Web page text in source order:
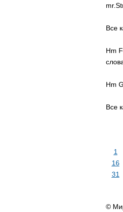
Все
Hm
Hm
Все
1
16
31
©